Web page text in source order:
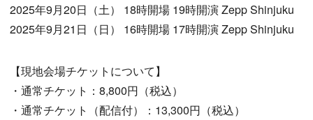
2025年9月20日（土） 18時開場 19時開演 Zepp Shinjuku
2025年9月21日（日） 16時開場 17時開演 Zepp Shinjuku
【現地会場チケットについて】
・通常チケット：8,800円（税込）
・通常チケット（配信付）：13,300円（税込）